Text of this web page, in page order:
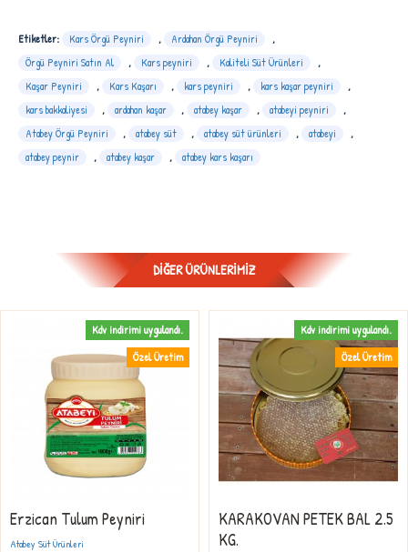
Etiketler: Kars Örgü Peyniri , Ardahan Örgü Peyniri
,
Örgü Peyniri Satın Al
, Kars peyniri , Kaliteli Süt Ürünleri
,
Kaşar Peyniri
, Kars Kaşarı , kars peyniri , kars kaşar peyniri
,
kars bakkaliyesi
, ardahan kaşar , atabey kaşar , atabeyi peyniri
,
Atabey Örgü Peyniri
, atabey süt , atabey süt ürünleri , atabeyi
,
atabey peynir
, atabey kaşar , atabey kars kaşarı
DIĞER ÜRÜNLERIMIZ
Özel Üretim
Kdv indirimi uygulandı.
Atabey Süt Ürünleri
Erzican Tulum Peyniri
Özel Üretim
Kdv indirimi uygulandı.
KARAKOVAN PETEK BAL 2.5
KG.